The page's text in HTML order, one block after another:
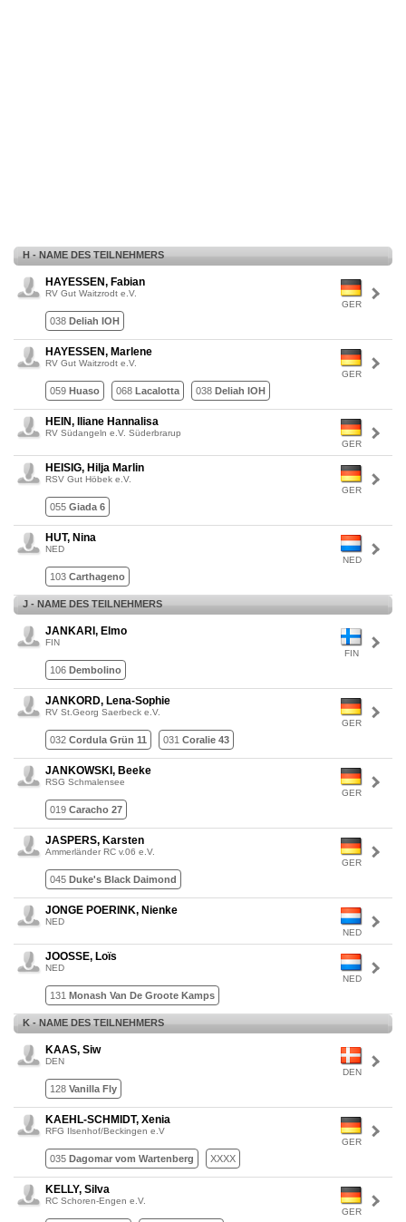
H - NAME DES TEILNEHMERS
GER
HAYESSEN, Fabian
RV Gut Waitzrodt e.V.
038 Deliah IOH
GER
HAYESSEN, Marlene
RV Gut Waitzrodt e.V.
059 Huaso 068 Lacalotta 038 Deliah IOH
GER
HEIN, Iliane Hannalisa
RV Südangeln e.V. Süderbrarup
GER
HEISIG, Hilja Marlin
RSV Gut Höbek e.V.
055 Giada 6
NED
HUT, Nina
NED
103 Carthageno
J - NAME DES TEILNEHMERS
FIN
JANKARI, Elmo
FIN
106 Dembolino
GER
JANKORD, Lena-Sophie
RV St.Georg Saerbeck e.V.
032 Cordula Grün 11 031 Coralie 43
GER
JANKOWSKI, Beeke
RSG Schmalensee
019 Caracho 27
GER
JASPERS, Karsten
Ammerländer RC v.06 e.V.
045 Duke's Black Daimond
NED
JONGE POERINK, Nienke
NED
NED
JOOSSE, Loïs
NED
131 Monash Van De Groote Kamps
K - NAME DES TEILNEHMERS
DEN
KAAS, Siw
DEN
128 Vanilla Fly
GER
KAEHL-SCHMIDT, Xenia
RFG Ilsenhof/Beckingen e.V
035 Dagomar vom Wartenberg XXXX
GER
KELLY, Silva
RC Schoren-Engen e.V.